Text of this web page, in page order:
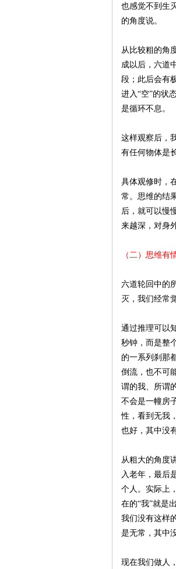
也感觉不到生
的角度说。
从比较粗的角
成以后，六道
段；此后会有
进入“空”的状
是循环不息。
这样观察后，
有任何物体是
具体观修时，
常。思维的结
后，就可以慢
来越深，对身
（二）思维有
六道轮回中的
灭，我们经常
通过推理可以
秒钟，而是整
的一系列刹那
倒流，也不可
谓的我、所谓
不会是一幢房
性，看到无我
也好，其中没
从粗大的角度
入老年，最后
个人。实际上
在的“我”就是
我们没有这样
是无常，其中
现在我们做人